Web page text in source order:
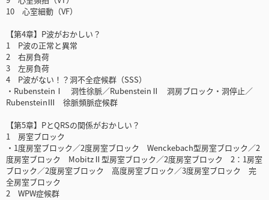
10 心室細動（VF）
【第4章】P波がおかしい？
1 P波の正常と異常
2 右房負荷
3 左房負荷
4 P波がない！？洞不全症候群（SSS）
・RubensteinⅠ 洞性徐脈／RubensteinⅡ 洞房ブロック・洞停止／
RubensteinⅢ 徐脈頻脈症候群
【第5章】PとQRSの関係がおかしい？
1 房室ブロック
・1度房室ブロック／2度房室ブロック Wenckebach型房室ブロック／2
度房室ブロック MobitzⅡ型房室ブロック／2度房室ブロック 2：1房室
ブロック／2度房室ブロック 高度房室ブロック／3度房室ブロック 完
全房室ブロック
2 WPW症候群